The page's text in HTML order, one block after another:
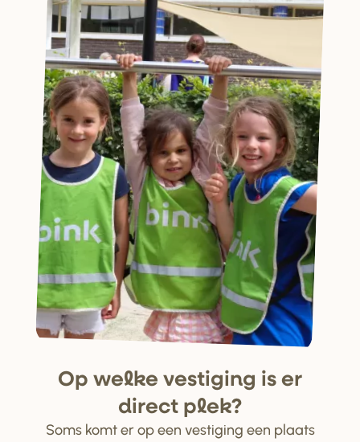
Op welke vestiging is er
direct plek?
Soms komt er op een vestiging een plaats